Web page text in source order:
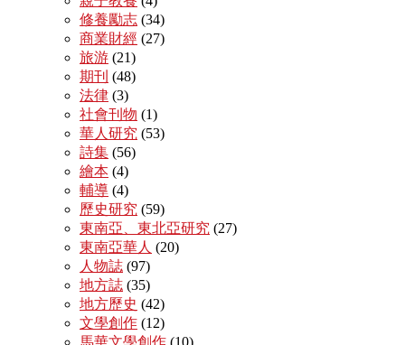
修養勵志 (34)
商業財經 (27)
旅游 (21)
期刊 (48)
法律 (3)
社會刊物 (1)
華人研究 (53)
詩集 (56)
繪本 (4)
輔導 (4)
歷史研究 (59)
東南亞、東北亞研究 (27)
東南亞華人 (20)
人物誌 (97)
地方誌 (35)
地方歷史 (42)
文學創作 (12)
馬華文學創作 (10)